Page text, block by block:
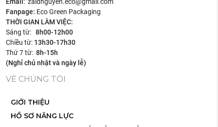
Fanpage: Eco Green Packaging
THỜI GIAN LÀM VIỆC:
Sáng từ:8h00-12h00
Chiều từ: 13h30-17h30
Thứ 7 từ:8h-15h
(Nghỉ chủ nhật và ngày lễ)
VỀ CHÚNG TÔI
GIỚI THIỆU
HỒ SƠ NĂNG LỰC